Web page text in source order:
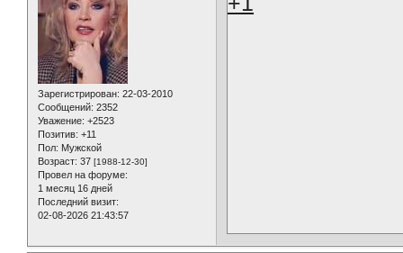
Зарегистрирован: 22-03-2010
Сообщений: 2352
Уважение: +2523
Позитив: +11
Пол: Мужской
Возраст: 37 [1988-12-30]
Провел на форуме:
1 месяц 16 дней
Последний визит:
02-08-2026 21:43:57